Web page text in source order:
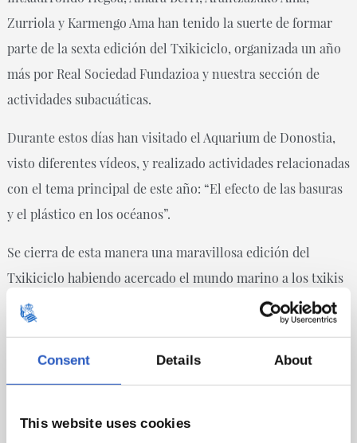
Consent Details About
This website uses cookies
Zurriola y Karmengo Ama han tenido la suerte de formar
parte de la sexta edición del Txikiciclo, organizada un año
más por Real Sociedad Fundazioa y nuestra sección de
actividades subacuáticas.
Durante estos días han visitado el Aquarium de Donostia,
visto diferentes vídeos, y realizado actividades relacionadas
con el tema principal de este año: “El efecto de las basuras
y el plástico en los océanos”.
Se cierra de esta manera una maravillosa edición del
Txikiciclo habiendo acercado el mundo marino a los txikis
y concienciándoles de que hay que protegerlo. Serán ellos
Final del CIMASUB 2018
Internacional de Cine Submarino de Donostia - San